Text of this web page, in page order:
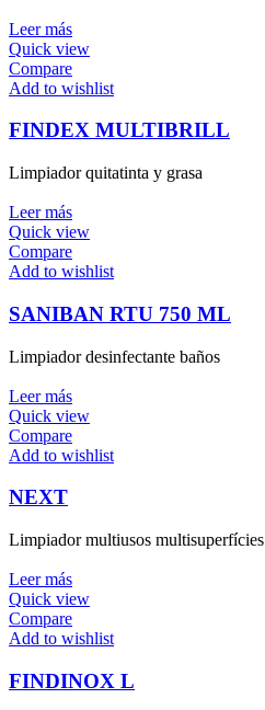
Leer más
Quick view
Compare
Add to wishlist
FINDEX MULTIBRILL
Limpiador quitatinta y grasa
Leer más
Quick view
Compare
Add to wishlist
SANIBAN RTU 750 ML
Limpiador desinfectante baños
Leer más
Quick view
Compare
Add to wishlist
NEXT
Limpiador multiusos multisuperfícies
Leer más
Quick view
Compare
Add to wishlist
FINDINOX L